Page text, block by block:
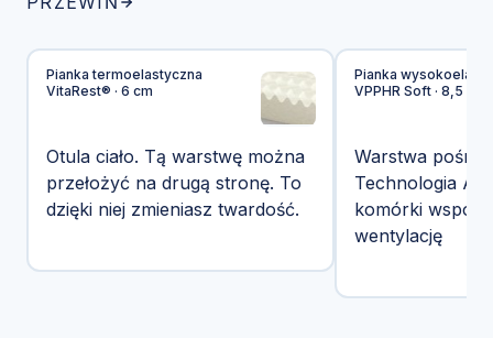
Pianka termoelastyczna
VitaRest® · 6 cm
Otula ciało. Tą warstwę można
przełożyć na drugą stronę. To
dzięki niej zmieniasz twardość.
Pianka
VPPHR Soft · 8,5 cm
Warstwa
Technologia
komórki
wentylację